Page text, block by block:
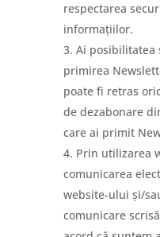
respectarea
informațiilor.
Ai posibilitatea
primirea
poate fi retras
de dezabonare
care ai primit
Prin utilizarea
comunicarea
website-ului și/
comunicare